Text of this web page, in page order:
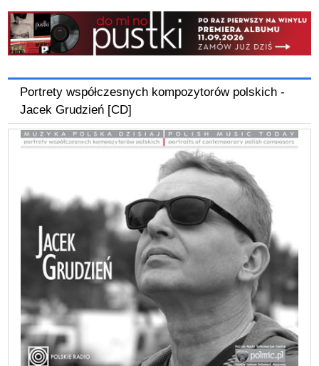
Portrety współczesnych kompozytorów polskich -
Jacek Grudzień [CD]